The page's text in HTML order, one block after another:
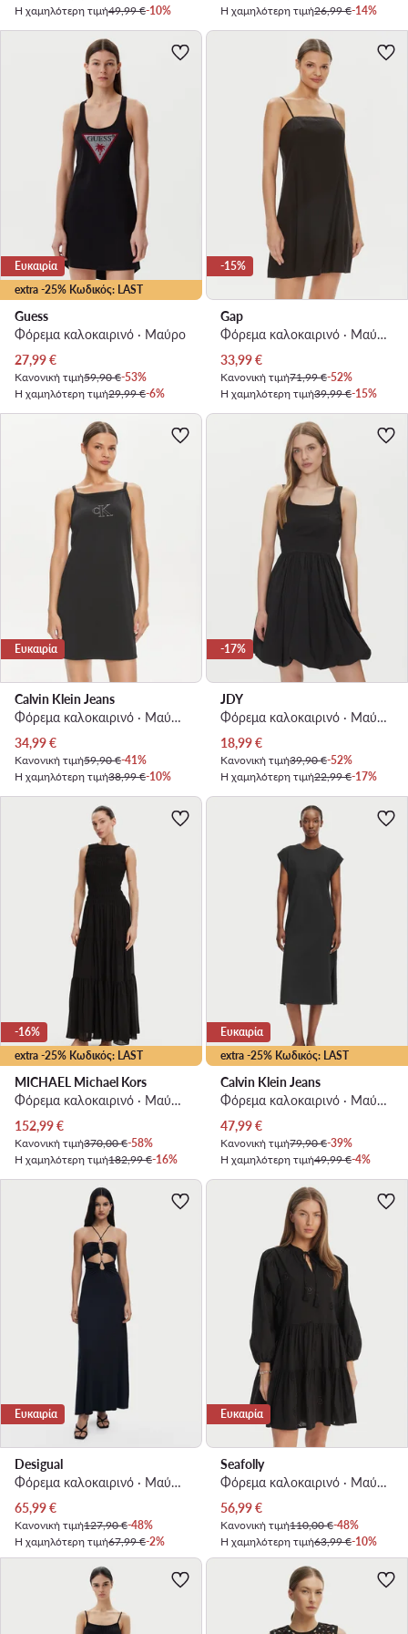
Η χαμηλότερη τιμή49,99 €-10%
Η χαμηλότερη τιμή26,99 €-14%
extra -25% Κωδικός: LAST
Ευκαιρία
Guess
Φόρεμα καλοκαιρινό · Μαύρο
Τρέχουσα τιμή
27,99€
Κανονική τιμή59,90 €-53%
Η χαμηλότερη τιμή29,99 €-6%
-15%
Gap
Φόρεμα καλοκαιρινό · Μαύρο · Mini
Τρέχουσα τιμή
33,99€
Κανονική τιμή71,99 €-52%
Η χαμηλότερη τιμή39,99 €-15%
Ευκαιρία
Calvin Klein Jeans
Φόρεμα καλοκαιρινό · Μαύρο · Mini
Τρέχουσα τιμή
34,99€
Κανονική τιμή59,90 €-41%
Η χαμηλότερη τιμή38,99 €-10%
-17%
JDY
Φόρεμα καλοκαιρινό · Μαύρο · Mini
Τρέχουσα τιμή
18,99€
Κανονική τιμή39,90 €-52%
Η χαμηλότερη τιμή22,99 €-17%
extra -25% Κωδικός: LAST
-16%
MICHAEL Michael Kors
Φόρεμα καλοκαιρινό · Μαύρο · Maxi
Τρέχουσα τιμή
152,99€
Κανονική τιμή370,00 €-58%
Η χαμηλότερη τιμή182,99 €-16%
extra -25% Κωδικός: LAST
Ευκαιρία
Calvin Klein Jeans
Φόρεμα καλοκαιρινό · Μαύρο · Midi
Τρέχουσα τιμή
47,99€
Κανονική τιμή79,90 €-39%
Η χαμηλότερη τιμή49,99 €-4%
Ευκαιρία
Desigual
Φόρεμα καλοκαιρινό · Μαύρο · Maxi
Τρέχουσα τιμή
65,99€
Κανονική τιμή127,90 €-48%
Η χαμηλότερη τιμή67,99 €-2%
Ευκαιρία
Seafolly
Φόρεμα καλοκαιρινό · Μαύρο · Mini
Τρέχουσα τιμή
56,99€
Κανονική τιμή110,00 €-48%
Η χαμηλότερη τιμή63,99 €-10%